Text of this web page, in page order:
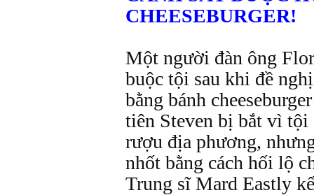
CHEESEBURGER!
Một người đàn ông
buộc tội sau khi đề
bằng bánh
tiên Steven bị bắt vì
rượu địa phương,
nhốt bằng cách hối lộ
Trung sĩ Mard Eastly